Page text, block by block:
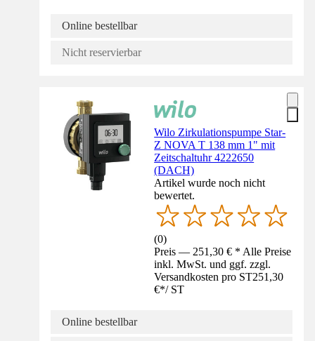
Online bestellbar
Nicht reservierbar
Wilo Zirkulationspumpe Star-
Z NOVA T 138 mm 1" mit
Zeitschaltuhr 4222650
(DACH)
Artikel wurde noch nicht
bewertet.
(0)
Preis — 251,30 € * Alle Preise
inkl. MwSt. und ggf. zzgl.
Versandkosten pro ST251,30
€*/ ST
Online bestellbar